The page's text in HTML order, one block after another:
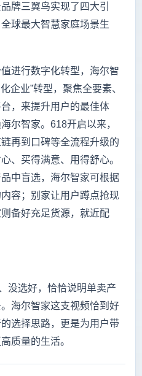
牌三翼鸟实现了四大引
球最大智慧家庭场景生
进行数字化转型，海尔智
企业”转型，聚焦全要素、
，来提升用户的最佳体
尔智家。618开启以来，
再到口碑等全流程升级的
、买得满意、用得舒心。
中盲选，海尔智家可根据
容；别家让用户蹲点抢现
备好充足货源，就近配
没选好，恰恰说明单卖产
海尔智家这支视频恰到好
选择思路，更是为用户带
质量的生活。